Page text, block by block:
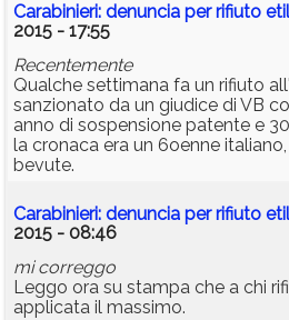
Carabinieri: denuncia per rifiuto
2015 - 17:55
Recentemente
Qualche settimana fa un rifiuto all'
sanzionato da un giudice di VB
anno di sospensione patente e
la cronaca era un 6oenne
bevute.
Carabinieri: denuncia per rifiuto
2015 - 08:46
mi correggo
Leggo ora su stampa che a chi
applicata il massimo.